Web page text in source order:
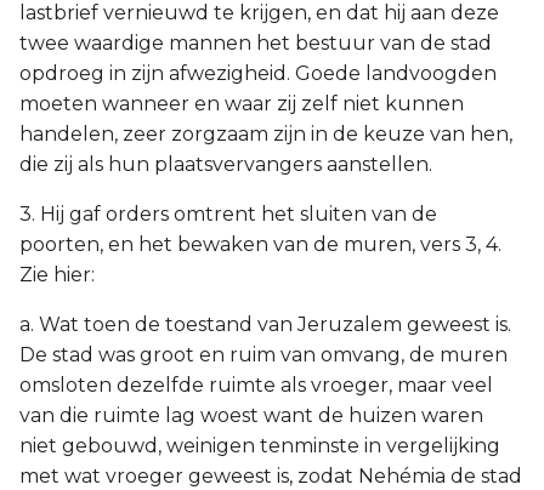
lastbrief vernieuwd te krijgen, en dat hij aan deze
twee waardige mannen het bestuur van de stad
opdroeg in zijn afwezigheid. Goede landvoogden
moeten wanneer en waar zij zelf niet kunnen
handelen, zeer zorgzaam zijn in de keuze van hen,
die zij als hun plaatsvervangers aanstellen.
3. Hij gaf orders omtrent het sluiten van de
poorten, en het bewaken van de muren, vers 3, 4.
Zie hier:
a. Wat toen de toestand van Jeruzalem geweest is.
De stad was groot en ruim van omvang, de muren
omsloten dezelfde ruimte als vroeger, maar veel
van die ruimte lag woest want de huizen waren
niet gebouwd, weinigen tenminste in vergelijking
met wat vroeger geweest is, zodat Nehémia de stad